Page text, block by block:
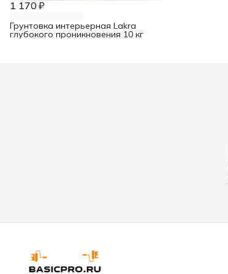
1 170 ₽
Грунтовка интерьерная Lakra
глубокого проникновения 10 кг